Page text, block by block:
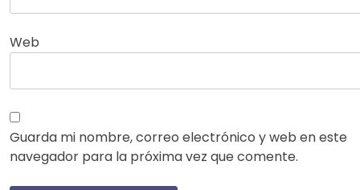
Web
Guarda mi nombre, correo electrónico y web en este
navegador para la próxima vez que comente.